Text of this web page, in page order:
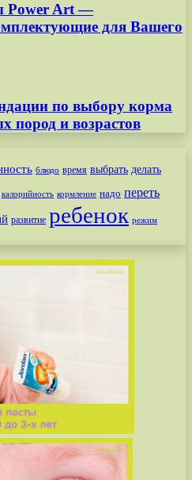
Power Art —
для Вашего
по выбору корма
пород и возрастов
блюдо время выбрать делать
калорийность кормление надо переть
развитие ребенок режим